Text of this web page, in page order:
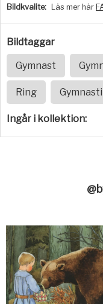
Bildkvalite:
Läs mer här
Bildtaggar
Gymnast
Ring
Ingår i kollektion: